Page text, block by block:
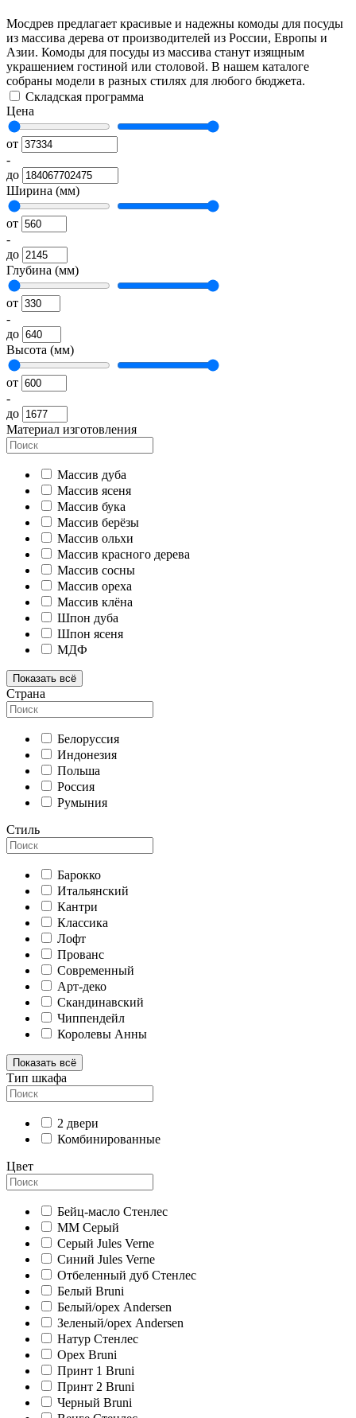
Мосдрев предлагает красивые и надежны комоды для посуды
из массива дерева от производителей из России, Европы и
Азии. Комоды для посуды из массива станут изящным
украшением гостиной или столовой. В нашем каталоге
собраны модели в разных стилях для любого бюджета.
Складская программа
Цена
от
-
до
Ширина (мм)
от
-
до
Глубина (мм)
от
-
до
Высота (мм)
от
-
до
Материал изготовления
Массив дуба
Массив ясеня
Массив бука
Массив берёзы
Массив ольхи
Массив красного дерева
Массив сосны
Массив ореха
Массив клёна
Шпон дуба
Шпон ясеня
МДФ
Показать всё
Страна
Белоруссия
Индонезия
Польша
Россия
Румыния
Стиль
Барокко
Итальянский
Кантри
Классика
Лофт
Прованс
Современный
Арт-деко
Скандинавский
Чиппендейл
Королевы Анны
Показать всё
Тип шкафа
2 двери
Комбинированные
Цвет
Бейц-масло Стенлес
ММ Серый
Серый Jules Verne
Синий Jules Verne
Отбеленный дуб Стенлес
Белый Bruni
Белый/орех Andersen
Зеленый/орех Andersen
Натур Стенлес
Орех Bruni
Принт 1 Bruni
Принт 2 Bruni
Черный Bruni